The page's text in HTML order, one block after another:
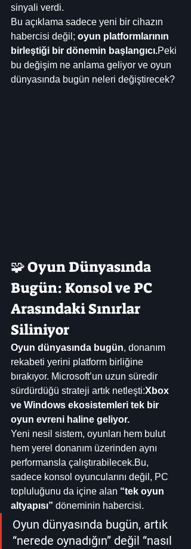
sinyali verdi.
Bu açıklama sadece yeni bir cihazın
habercisi değil; oyun platformlarının
birleştiği bir dönemin başlangıcı.Peki
bu değişim ne anlama geliyor ve oyun
dünyasında bugün neleri değiştirecek?
🧩 Oyun Dünyasında
Bugün: Konsol ve PC
Arasındaki Sınırlar
Siliniyor
Oyun dünyasında bugün, donanım
rekabeti yerini platform birliğine
bırakıyor. Microsoft’un uzun süredir
sürdürdüğü strateji artık netleşti:Xbox
ve Windows ekosistemleri tek bir
oyun evreni haline geliyor.
Yeni nesil sistem, oyunları hem bulut
hem yerel donanım üzerinden aynı
performansla çalıştırabilecek.Bu,
sadece konsol oyuncularını değil, PC
topluluğunu da içine alan “tek oyun
altyapısı” döneminin habercisi.
Oyun dünyasında bugün, artık
“nerede oynadığın” değil “nasıl